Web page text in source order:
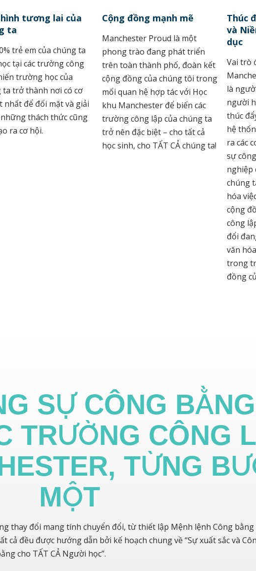
tương lai của
ta
trẻ em của chúng ta
tại các trường công
trường học của
ta trở thành nơi có cơ
nhất để đối mặt và giải
thách thức cũng
ra cơ hội.
Cộng đồng mạnh mẽ
Manchester Proud là một
phong trào đang phát triển
trên toàn thành phố, đoàn kết
cộng đồng của chúng tôi trong
mối quan hệ hợp tác với Học
khu Manchester để biến các
trường công lập của chúng ta
trở nên đặc biệt – cho tất cả
học sinh, cho TẤT CẢ chúng ta!
Thúc
và
dục
Vai trò
là
người
thúc
hệ
ra các
sự
nghiệp
chúng
hóa
cộng
công
đổi
văn
trong
đồng
SỰ CÔNG BẰNG
TRƯỜNG CÔNG
TỪNG
MỘT
thay đổi mang tính chuyển đổi, từ thiết lập Mệnh lệnh Công bằng
đều được hướng dẫn bởi kế hoạch chung về “Sự xuất sắc và
cho TẤT CẢ Người học”.